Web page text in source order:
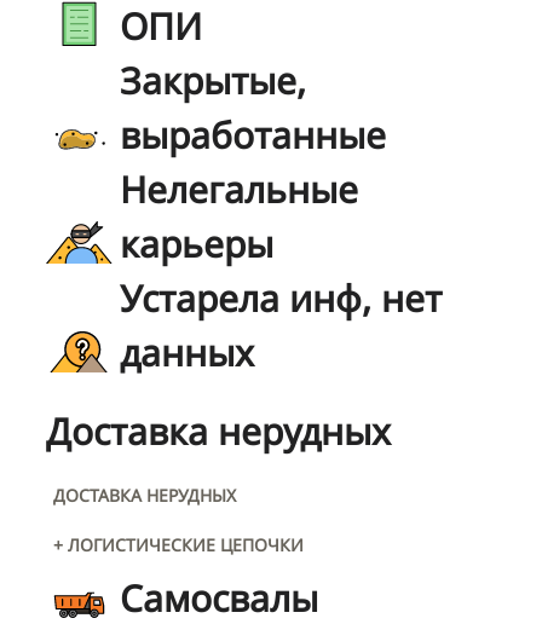
ОПИ
Закрытые,
выработанные
Нелегальные
карьеры
Устарела инф, нет
данных
Доставка нерудных
ДОСТАВКА НЕРУДНЫХ
+ ЛОГИСТИЧЕСКИЕ ЦЕПОЧКИ
Самосвалы